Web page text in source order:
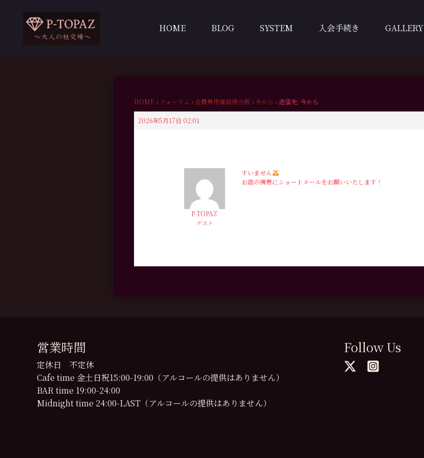
HOME BLOG SYSTEM 入会手続き GALLERY
HOME › フォーラム › 会員専用雑談掲示板 › 今から ›返信先: 今から
2026年5月17日 02:01
P-TOPAZ
ゲスト
すいません
お店の携帯にショートメールをお願いいたします！
営業時間
定休日 不定休
Cafe time 金土日祝15:00-19:00（アルコールの提供はありません）
BAR time 19:00-24:00
Midnight time 24:00-LAST（アルコールの提供はありません）
Follow Us